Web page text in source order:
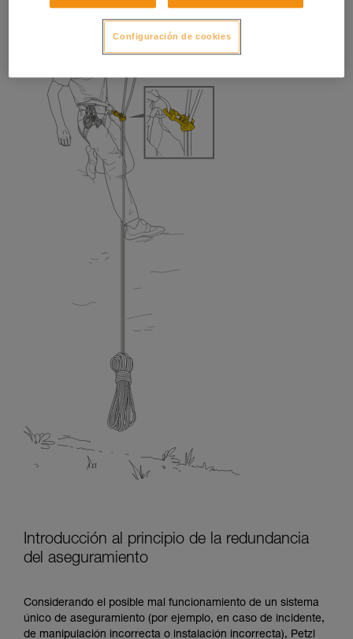
Introducción al principio de la redundancia
del aseguramiento
Considerando el posible mal funcionamiento de un sistema
único de aseguramiento (por ejemplo, en caso de incidente,
de manipulación incorrecta o instalación incorrecta), Petzl
Configuración de cookies